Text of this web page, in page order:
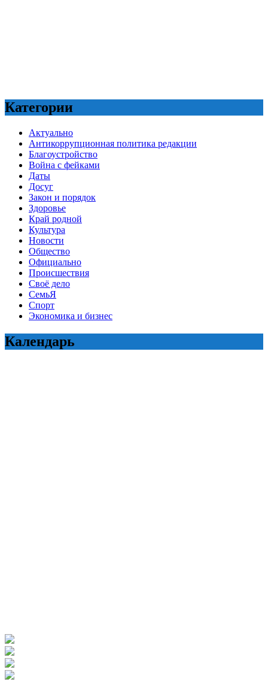
Категории
Актуально
Антикоррупционная политика редакции
Благоустройство
Война с фейками
Даты
Досуг
Закон и порядок
Здоровье
Край родной
Культура
Новости
Общество
Официально
Происшествия
Своё дело
СемьЯ
Спорт
Экономика и бизнес
Календарь